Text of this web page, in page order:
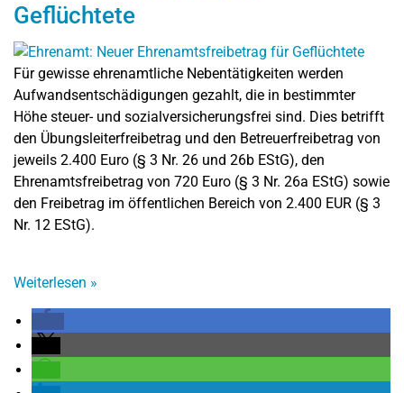
Geflüchtete
Für gewisse ehrenamtliche Nebentätigkeiten werden
Aufwandsentschädigungen gezahlt, die in bestimmter
Höhe steuer- und sozialversicherungsfrei sind. Dies betrifft
den Übungsleiterfreibetrag und den Betreuerfreibetrag von
jeweils 2.400 Euro (§ 3 Nr. 26 und 26b EStG), den
Ehrenamtsfreibetrag von 720 Euro (§ 3 Nr. 26a EStG) sowie
den Freibetrag im öffentlichen Bereich von 2.400 EUR (§ 3
Nr. 12 EStG).
Weiterlesen »